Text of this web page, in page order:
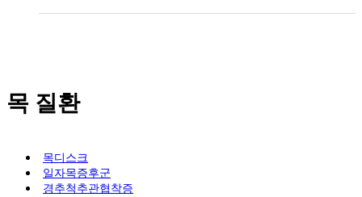
목 질환
목디스크
일자목증후군
경추척추관협착증